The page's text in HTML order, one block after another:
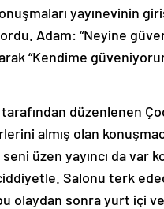
yayınevinin
Adam: “Neyine
“Kendime
düzenlenen
almış olan
üzen yayıncı da var
Salonu terk
olaydan sonra yurt içi ve